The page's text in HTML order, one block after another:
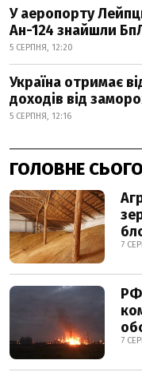
У аеропорту
Ан-124 знайшли
5 СЕРПНЯ, 12:20
Україна отримає
доходів від
5 СЕРПНЯ, 12:16
ГОЛОВНЕ
7
РФ
7